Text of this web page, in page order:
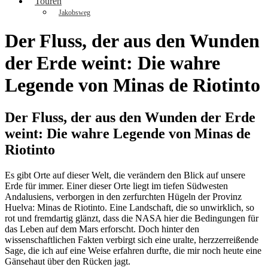
Jakobsweg
Der Fluss, der aus den Wunden
der Erde weint: Die wahre
Legende von Minas de Riotinto
Der Fluss, der aus den Wunden der Erde
weint: Die wahre Legende von Minas de
Riotinto
Es gibt Orte auf dieser Welt, die verändern den Blick auf unsere
Erde für immer. Einer dieser Orte liegt im tiefen Südwesten
Andalusiens, verborgen in den zerfurchten Hügeln der Provinz
Huelva: Minas de Riotinto. Eine Landschaft, die so unwirklich, so
rot und fremdartig glänzt, dass die NASA hier die Bedingungen für
das Leben auf dem Mars erforscht. Doch hinter den
wissenschaftlichen Fakten verbirgt sich eine uralte, herzzerreißende
Sage, die ich auf eine Weise erfahren durfte, die mir noch heute eine
Gänsehaut über den Rücken jagt.